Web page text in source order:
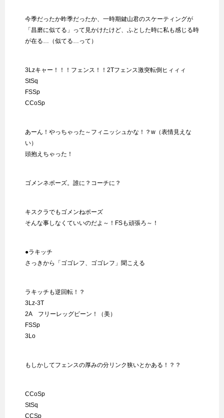
今季だったか昨季だったか、一時期鍵山君のスケーティングが
「昌磨に似てる」って見かけたけど、ふとした時に私も感じる時
が在る…（似てる…って）
3Lzキャー！！！フェンス！！2Tフェンス激突転倒ヒィィィ
StSq
FSSp
CCoSp
あーん！やっちゃった～フィニッシュかな！？w（表情見えな
い）
頭抱えちゃった！
ゴメンネポーズ。誰に？コーチに？
キスクラでもゴメンねポーズ
そんな事しなくていいのだよ～！FSも頑張ろ～！
●ラキッチ
さっきから「ゴゴレフ、ゴゴレフ」聞こえる
ラキッチも逆回転！？
3Lz-3T
2A フリーレッグピーン！（美）
FSSp
3Lo
もしかしてフェンスの厚みの分リンク狭いとかある！？？
CCoSp
StSq
CCSp